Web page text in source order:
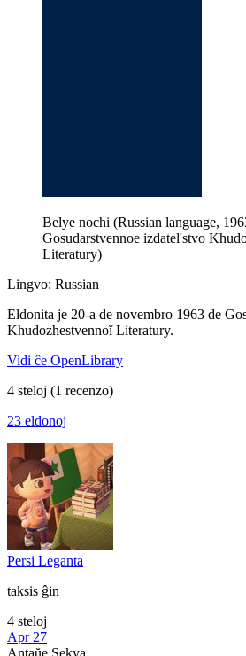
Belye nochi (Russian language,
Gosudarstvennoe izdatel'stvo
Literatury)
Lingvo: Russian
Eldonita je 20-a de novembro 1963 de
Khudozhestvennoĭ Literatury.
Vidi ĉe OpenLibrary
4 steloj (1 recenzo)
23 eldonoj
Persi Leganta
taksis ĝin
4 steloj
Apr 27
Antaŭe Sekva